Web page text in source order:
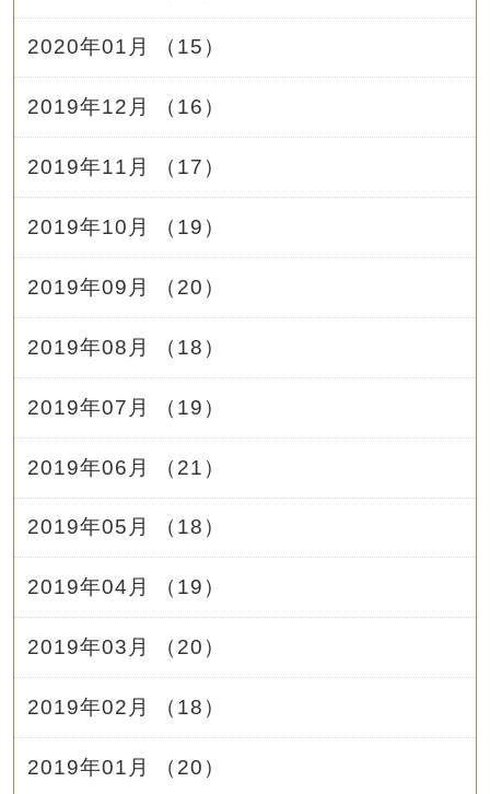
2020年01月 （15）
2019年12月 （16）
2019年11月 （17）
2019年10月 （19）
2019年09月 （20）
2019年08月 （18）
2019年07月 （19）
2019年06月 （21）
2019年05月 （18）
2019年04月 （19）
2019年03月 （20）
2019年02月 （18）
2019年01月 （20）